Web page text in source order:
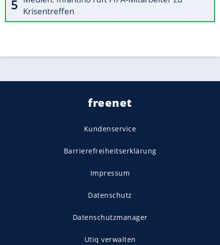
Krisentreffen
freenet
Kundenservice
Barrierefreiheitserklärung
Impressum
Datenschutz
Datenschutzmanager
Utiq verwalten